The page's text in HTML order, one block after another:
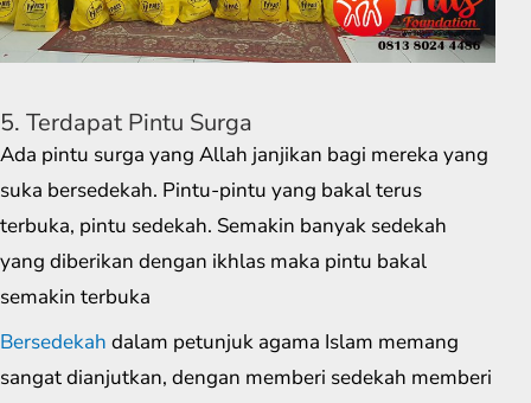
5. Terdapat Pintu Surga
Ada pintu surga yang Allah janjikan bagi mereka yang
suka bersedekah. Pintu-pintu yang bakal terus
terbuka, pintu sedekah. Semakin banyak sedekah
yang diberikan dengan ikhlas maka pintu bakal
semakin terbuka
Bersedekah dalam petunjuk agama Islam memang
sangat dianjutkan, dengan memberi sedekah memberi